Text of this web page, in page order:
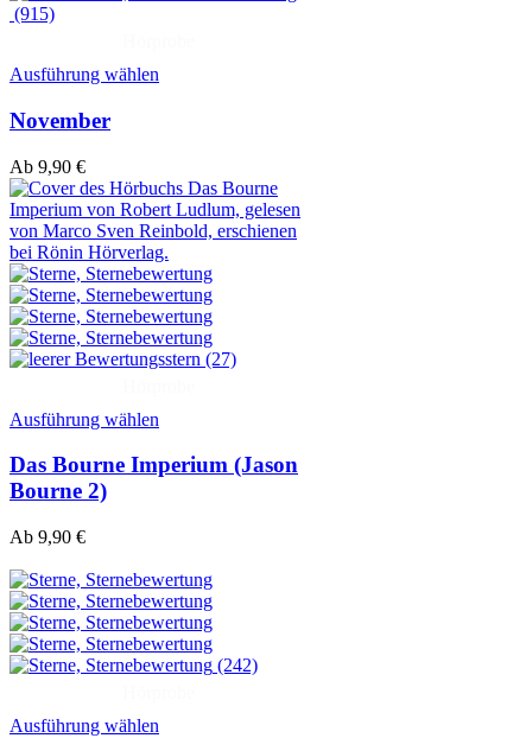
(915)
Ausführung wählen
November
Ab 9,90 €
(27)
Ausführung wählen
Das Bourne Imperium (Jason
Bourne 2)
Ab 9,90 €
(242)
Ausführung wählen